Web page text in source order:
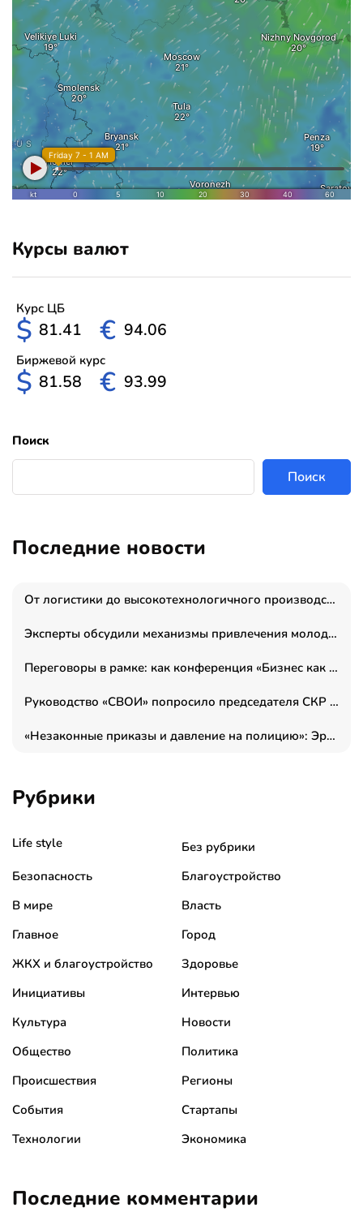
Курсы валют
Курс ЦБ
$ 81.41 € 94.06
Биржевой курс
$ 81.58 € 93.99
Поиск
Поиск
Последние новости
От логистики до высокотехнологичного производства: как основатель “гагаринга” выстраивает экосистему безопасности и гражданских БПЛА
Эксперты обсудили механизмы привлечения молодых специалистов в промышленные города
Переговоры в рамке: как конференция «Бизнес как искусство» переформатирует деловой этикет в стенах ТПП РФ
Руководство «СВОИ» попросило председателя СКР дать правовую оценку обысков в тыловом штабе
«Незаконные приказы и давление на полицию»: Эрнеста Султанова задержали у посольства Израиля во время одиночного пикета
Рубрики
Life style
Без рубрики
Безопасность
Благоустройство
В мире
Власть
Главное
Город
ЖКХ и благоустройство
Здоровье
Инициативы
Интервью
Культура
Новости
Общество
Политика
Происшествия
Регионы
События
Стартапы
Технологии
Экономика
Последние комментарии